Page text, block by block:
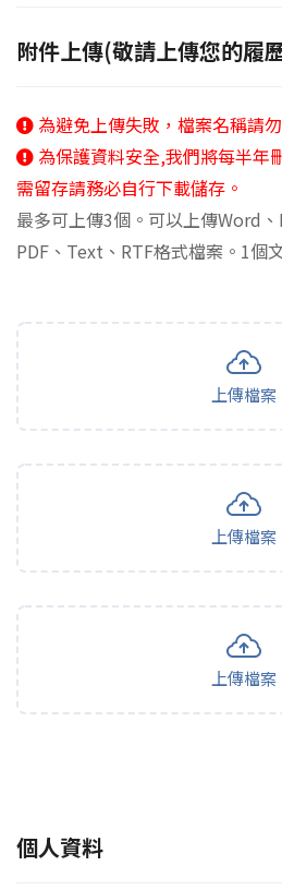
附件上傳(敬請上傳您的履
為避免上傳失敗，檔案名稱請
為保護資料安全,我們將每半年
需留存請務必自行下載儲存。
最多可上傳3個。可以上傳Word
PDF、Text、RTF格式檔案。1個
上傳檔案
上傳檔案
上傳檔案
個人資料